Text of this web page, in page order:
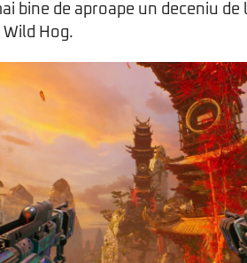
bine de aproape un deceniu
Hog.